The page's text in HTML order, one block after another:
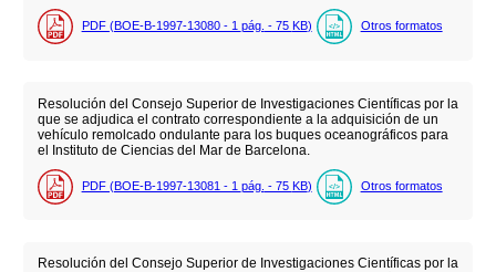
PDF (BOE-B-1997-13080 - 1 pág. - 75 KB) Otros formatos
Resolución del Consejo Superior de Investigaciones Científicas por la
que se adjudica el contrato correspondiente a la adquisición de un
vehículo remolcado ondulante para los buques oceanográficos para
el Instituto de Ciencias del Mar de Barcelona.
PDF (BOE-B-1997-13081 - 1 pág. - 75 KB) Otros formatos
Resolución del Consejo Superior de Investigaciones Científicas por la